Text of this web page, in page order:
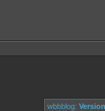
wbbblog: